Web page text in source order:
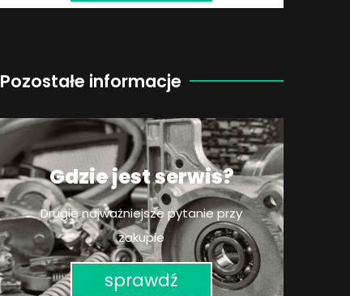
Pozostałe informacje
Gdzie jest serwis?
Drugie najważniejsze pytanie przy
zakupie
sprawdź